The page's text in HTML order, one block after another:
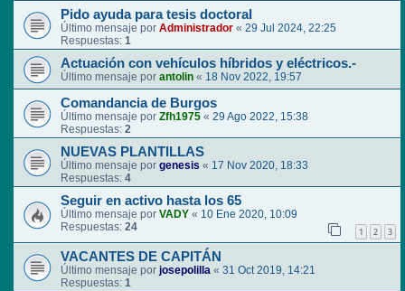
Pido ayuda para tesis doctoral
Último mensaje por Administrador « 29 Jul 2024, 22:25
Respuestas: 1
Actuación con vehículos híbridos y eléctricos.-
Último mensaje por antolin « 18 Nov 2022, 19:57
Comandancia de Burgos
Último mensaje por Zfh1975 « 29 Ago 2022, 15:38
Respuestas: 2
NUEVAS PLANTILLAS
Último mensaje por genesis « 17 Nov 2020, 18:33
Respuestas: 4
Seguir en activo hasta los 65
Último mensaje por VADY « 10 Ene 2020, 10:09
Respuestas: 24 1 2 3
VACANTES DE CAPITÁN
Último mensaje por josepolilla « 31 Oct 2019, 14:21
Respuestas: 1